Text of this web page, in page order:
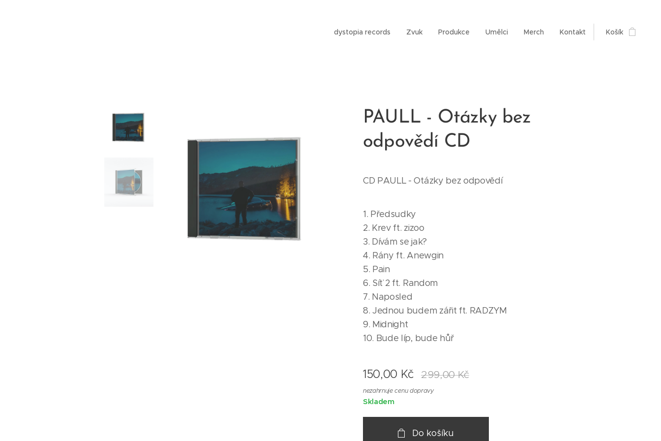
dystopia records Zvuk Produkce Umělci Merch Kontakt Košík
PAULL - Otázky bez
odpovědí CD
CD PAULL - Otázky bez odpovědí
1. Předsudky
2. Krev ft. zizoo
3. Dívám se jak?
4. Rány ft. Anewgin
5. Pain
6. Síť 2 ft. Random
7. Naposled
8. Jednou budem zářit ft. RADZYM
9. Midnight
10. Bude líp, bude hůř
150,00 Kč 299,00Kč
nezahrnuje cenu dopravy
Skladem
Do košíku